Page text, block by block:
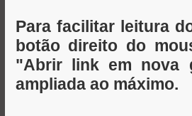
Para facilitar leitura
botão direito do
"Abrir link em nova
ampliada ao máximo.